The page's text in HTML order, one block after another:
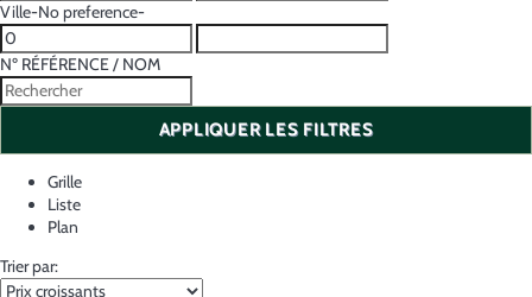
Ville-No preference-
Nº RÉFÉRENCE / NOM
APPLIQUER LES FILTRES
Grille
Liste
Plan
Trier par: